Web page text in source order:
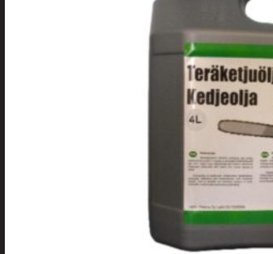
Poistotuotteet
Kausituotteet
Joulu
Joulu- ja kausivalot
Eläimet ja
tontut
Kyntteliköt
Valoketjut ja
Joulukoristeet
asetelmat
Tontut ja
muut
Paketointi
Marjastus
Talvi
Päivittäistavarat